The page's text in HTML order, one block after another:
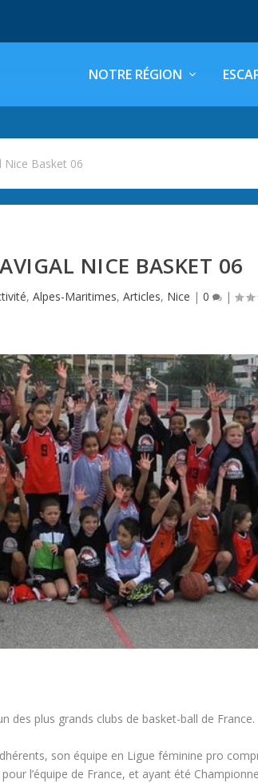
NOTRE RÉGION
Nice Basket 06
NICE BASKET 06
, Alpes-Maritimes, Articles, Nice | 0 |
des plus grands clubs de basket-ball de France.
son équipe en Ligue féminine pro
l’équipe de France, et ayant été